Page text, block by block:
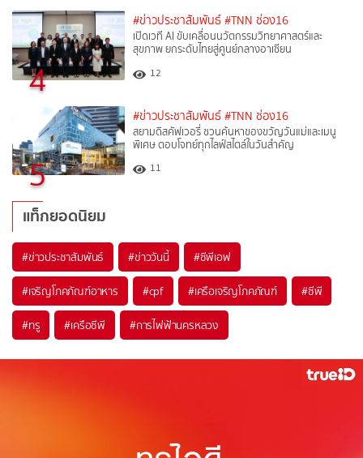
4
#ข่าวประชาสัมพันธ์ #TNN ช่อง16
เปิดเวที AI ขับเคลื่อนนวัตกรรมวิทยาศาสตร์และ
สุขภาพ ยกระดับไทยสู่ศูนย์กลางอาเซียน
12
5
#ข่าวประชาสัมพันธ์ #TNN ช่อง16
สยามดิสคัฟเวอรี่ ชวนค้นหาของขวัญวันแม่และเมนู
พิเศษ ตอบโจทย์ทุกไลฟ์สไตล์ในวันสำคัญ
11
แท็กยอดนิยม
#ข่าวประชาสัมพันธ์ #ข่าววันนี้ #ซีพีเอฟ
#เจริญโภคภัณฑ์อาหาร #cpf #เครือเจริญโภคภัณฑ์ #ซีพี
#ทรู #เครือซีพี #การไฟฟ้านครหลวง